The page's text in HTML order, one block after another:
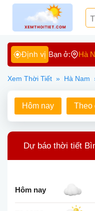
Định vị Bạn ở: Hà
Xem Thời Tiết » Hà Nam
Hôm nay Theo
Dự báo thời tiết
Hôm nay